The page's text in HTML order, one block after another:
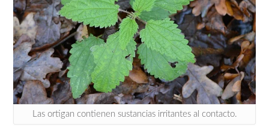
Las ortigan contienen sustancias irritantes al contacto.